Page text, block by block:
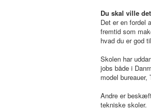
Du skal ville
Det er en fordel
fremtid som
hvad du er god
Skolen har
jobs både i
model
Andre er
tekniske skoler.